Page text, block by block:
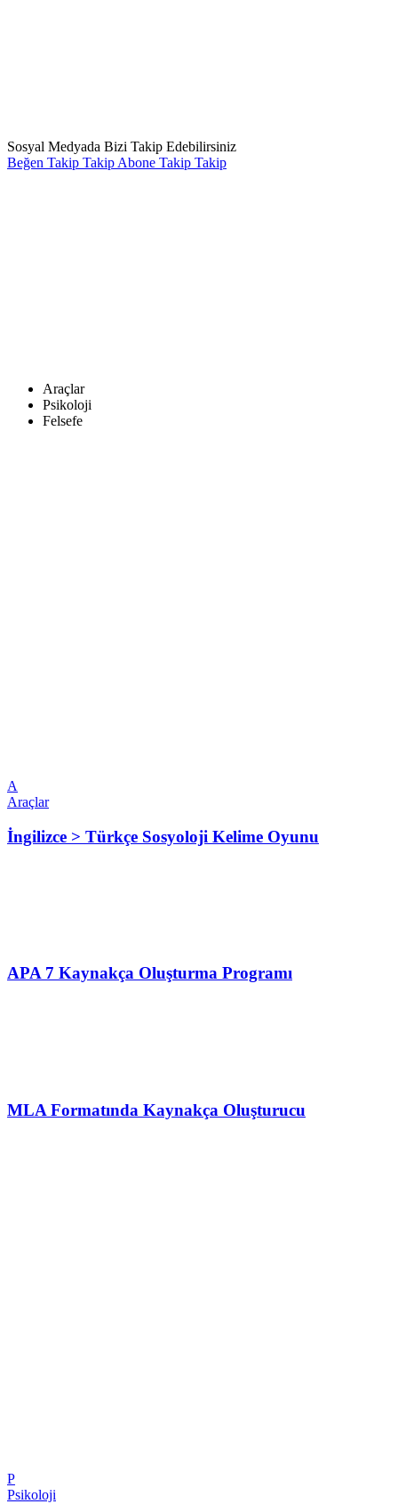
Sosyal Medyada Bizi Takip Edebilirsiniz
Beğen Takip Takip Abone Takip Takip
Araçlar
Psikoloji
Felsefe
A
Araçlar
İngilizce > Türkçe Sosyoloji Kelime Oyunu
APA 7 Kaynakça Oluşturma Programı
MLA Formatında Kaynakça Oluşturucu
P
Psikoloji